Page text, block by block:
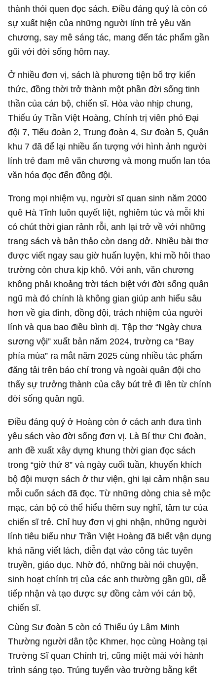
thành thói quen đọc sách. Điều đáng quý là còn có
sự xuất hiện của những người lính trẻ yêu văn
chương, say mê sáng tác, mang đến tác phẩm gần
gũi với đời sống hôm nay.
Ở nhiều đơn vị, sách là phương tiện bổ trợ kiến
thức, đồng thời trở thành một phần đời sống tinh
thần của cán bộ, chiến sĩ. Hòa vào nhịp chung,
Thiếu úy Trần Việt Hoàng, Chính trị viên phó Đại
đội 7, Tiểu đoàn 2, Trung đoàn 4, Sư đoàn 5, Quân
khu 7 đã để lại nhiều ấn tượng với hình ảnh người
lính trẻ đam mê văn chương và mong muốn lan tỏa
văn hóa đọc đến đồng đội.
Trong mọi nhiệm vụ, người sĩ quan sinh năm 2000
quê Hà Tĩnh luôn quyết liệt, nghiêm túc và mỗi khi
có chút thời gian rảnh rỗi, anh lại trở về với những
trang sách và bản thảo còn dang dở. Nhiều bài thơ
được viết ngay sau giờ huấn luyện, khi mồ hôi thao
trường còn chưa kịp khô. Với anh, văn chương
không phải khoảng trời tách biệt với đời sống quân
ngũ mà đó chính là không gian giúp anh hiểu sâu
hơn về gia đình, đồng đội, trách nhiệm của người
lính và qua bao điều bình dị. Tập thơ “Ngày chưa
sương vội” xuất bản năm 2024, trường ca “Bay
phía mùa” ra mắt năm 2025 cùng nhiều tác phẩm
đăng tải trên báo chí trong và ngoài quân đội cho
thấy sự trưởng thành của cây bút trẻ đi lên từ chính
đời sống quân ngũ.
Điều đáng quý ở Hoàng còn ở cách anh đưa tình
yêu sách vào đời sống đơn vị. Là Bí thư Chi đoàn,
anh đề xuất xây dựng khung thời gian đọc sách
trong “giờ thứ 8” và ngày cuối tuần, khuyến khích
bộ đội mượn sách ở thư viện, ghi lại cảm nhận sau
mỗi cuốn sách đã đọc. Từ những dòng chia sẻ mộc
mạc, cán bộ có thể hiểu thêm suy nghĩ, tâm tư của
chiến sĩ trẻ. Chỉ huy đơn vị ghi nhận, những người
lính tiêu biểu như Trần Việt Hoàng đã biết vận dụng
khả năng viết lách, diễn đạt vào công tác tuyên
truyền, giáo dục. Nhờ đó, những bài nói chuyện,
sinh hoạt chính trị của các anh thường gần gũi, dễ
tiếp nhận và tạo được sự đồng cảm với cán bộ,
chiến sĩ.
Cùng Sư đoàn 5 còn có Thiếu úy Lâm Minh
Thường người dân tộc Khmer, học cùng Hoàng tại
Trường Sĩ quan Chính trị, cũng miệt mài với hành
trình sáng tạo. Trúng tuyển vào trường bằng kết